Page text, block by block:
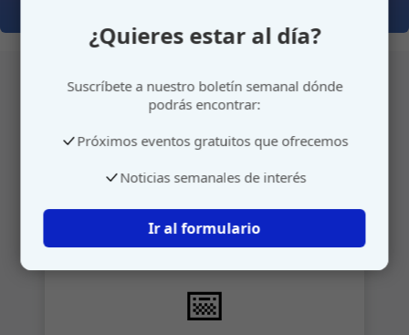
Atención personalizada
Gestione su cita o envíenos sus sugerencias de
📅
¿Quieres estar al día?
Suscríbete a nuestro boletín semanal dónde
podrás encontrar:
Próximos eventos gratuitos que ofrecemos
Noticias semanales de interés
Ir al formulario